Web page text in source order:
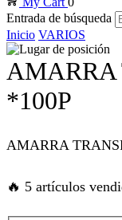
panel
panel
panel
satın al
Entrada de búsqueda
Inicio VARIOS
AMARRA
*100P
AMARRA
🔥 5 artículos